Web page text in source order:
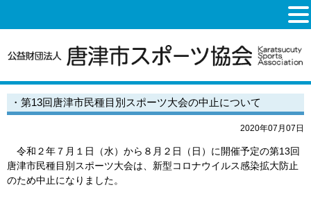
・第13回唐津市民種目別スポーツ大会の中止について
2020年07月07日
令和２年７月１日（水）から８月２日（日）に開催予定の第13回
唐津市民種目別スポーツ大会は、新型コロナウイルス感染拡大防止
のため中止になりました。